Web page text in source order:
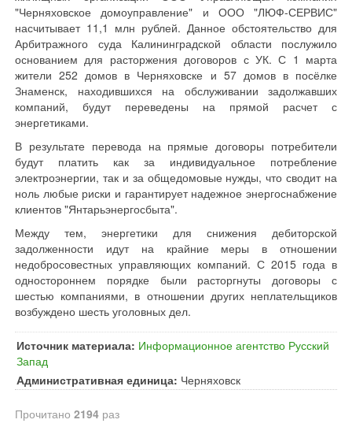
"Черняховское домоуправление" и ООО "ЛЮФ-СЕРВИС"
насчитывает 11,1 млн рублей. Данное обстоятельство для
Арбитражного суда Калининградской области послужило
основанием для расторжения договоров с УК. С 1 марта
жители 252 домов в Черняховске и 57 домов в посёлке
Знаменск, находившихся на обслуживании задолжавших
компаний, будут переведены на прямой расчет с
энергетиками.
В результате перевода на прямые договоры потребители
будут платить как за индивидуальное потребление
электроэнергии, так и за общедомовые нужды, что сводит на
ноль любые риски и гарантирует надежное энергоснабжение
клиентов "Янтарьэнергосбыта".
Между тем, энергетики для снижения дебиторской
задолженности идут на крайние меры в отношении
недобросовестных управляющих компаний. С 2015 года в
одностороннем порядке были расторгнуты договоры с
шестью компаниями, в отношении других неплательщиков
возбуждено шесть уголовных дел.
Источник материала: Информационное агентство Русский
Запад
Административная единица: Черняховск
Прочитано 2194 раз